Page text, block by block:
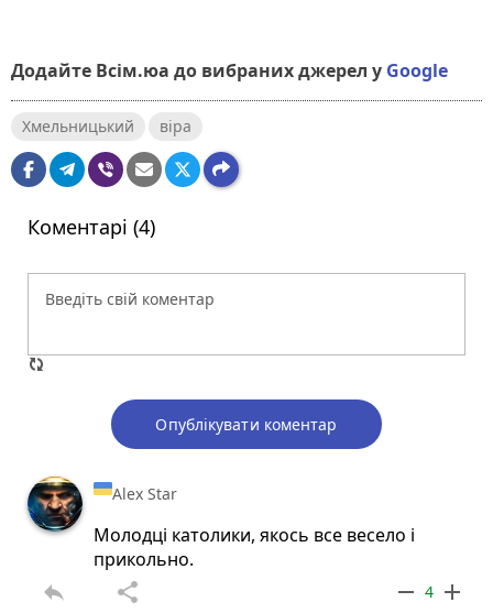
Додайте Всім.юа до вибраних джерел у Google
Хмельницький віра
Коментарі (4)
Опублікувати коментар
Alex Star
Молодці католики, якось все весело і
прикольно.
reply share remove 4 add